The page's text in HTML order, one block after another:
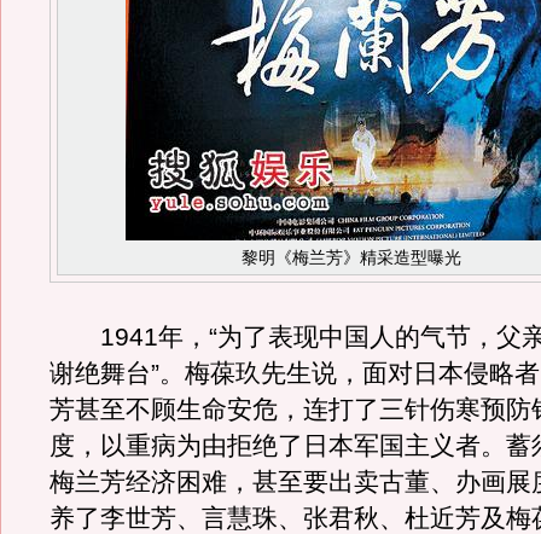
黎明《梅兰芳》精采造型曝光
1941年，“为了表现中国人的气节，父
谢绝舞台”。梅葆玖先生说，面对日本侵略
芳甚至不顾生命安危，连打了三针伤寒预防
度，以重病为由拒绝了日本军国主义者。蓄
梅兰芳经济困难，甚至要出卖古董、办画展
养了李世芳、言慧珠、张君秋、杜近芳及梅